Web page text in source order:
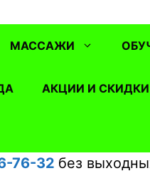
МАССАЖИ
АКЦИИ И СКИДКИ
76-32 без